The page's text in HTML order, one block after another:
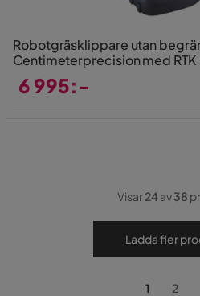
Robotgräsklippare utan
Centimeterprecision med RTK
M5
6 995:-
Visar24av38
Ladda fler
1 2